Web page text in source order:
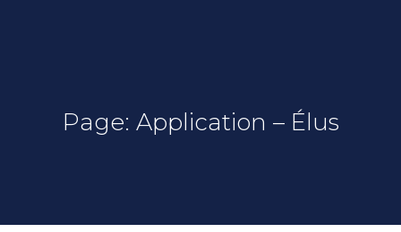
Page: Application – Élus